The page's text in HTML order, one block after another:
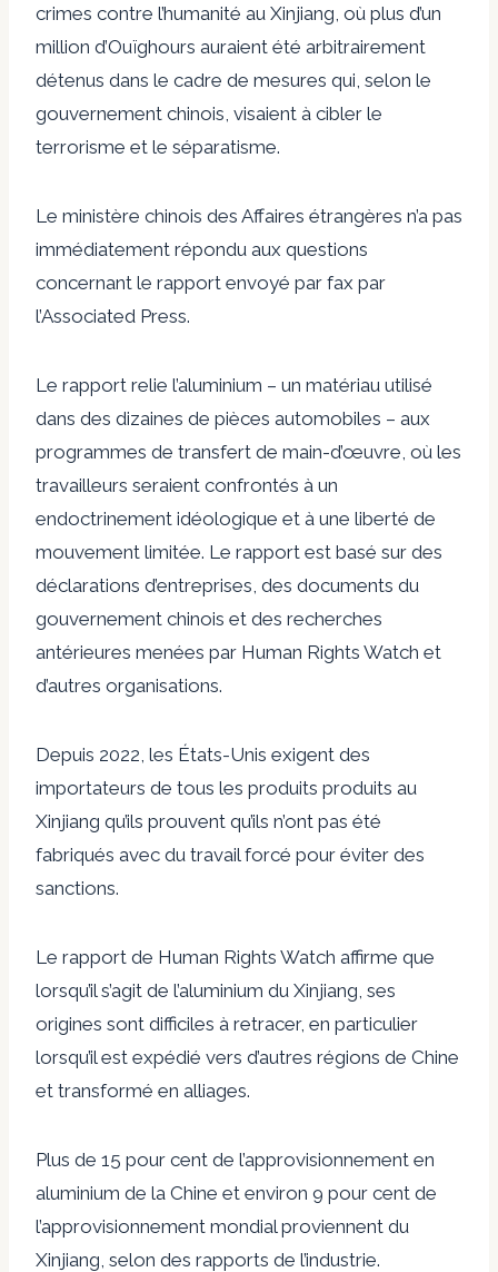
crimes contre l’humanité au Xinjiang, où plus d’un
million d’Ouïghours auraient été arbitrairement
détenus dans le cadre de mesures qui, selon le
gouvernement chinois, visaient à cibler le
terrorisme et le séparatisme.
Le ministère chinois des Affaires étrangères n’a pas
immédiatement répondu aux questions
concernant le rapport envoyé par fax par
l’Associated Press.
Le rapport relie l’aluminium – un matériau utilisé
dans des dizaines de pièces automobiles – aux
programmes de transfert de main-d’œuvre, où les
travailleurs seraient confrontés à un
endoctrinement idéologique et à une liberté de
mouvement limitée. Le rapport est basé sur des
déclarations d’entreprises, des documents du
gouvernement chinois et des recherches
antérieures menées par Human Rights Watch et
d’autres organisations.
Depuis 2022, les États-Unis exigent des
importateurs de tous les produits produits au
Xinjiang qu’ils prouvent qu’ils n’ont pas été
fabriqués avec du travail forcé pour éviter des
sanctions.
Le rapport de Human Rights Watch affirme que
lorsqu’il s’agit de l’aluminium du Xinjiang, ses
origines sont difficiles à retracer, en particulier
lorsqu’il est expédié vers d’autres régions de Chine
et transformé en alliages.
Plus de 15 pour cent de l’approvisionnement en
aluminium de la Chine et environ 9 pour cent de
l’approvisionnement mondial proviennent du
Xinjiang, selon des rapports de l’industrie.